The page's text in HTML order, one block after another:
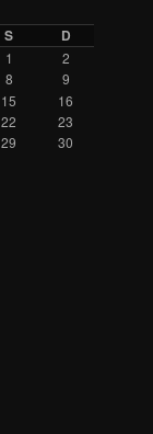
S D
1
2
8
9
15
16
22
23
29
30